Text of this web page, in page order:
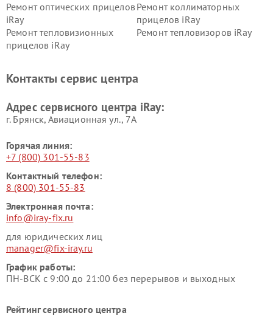
Ремонт оптических прицелов
iRay
Ремонт коллиматорных
прицелов iRay
Ремонт тепловизионных
прицелов iRay
Ремонт тепловизоров iRay
Контакты сервис центра
Адрес сервисного центра iRay:
г. Брянск, Авиационная ул., 7А
Горячая линия:
+7 (800) 301-55-83
Контактный телефон:
8 (800) 301-55-83
Электронная почта:
info@iray-fix.ru
для юридических лиц
manager@fix-iray.ru
График работы:
ПН-ВСК с 9:00 до 21:00 без перерывов и выходных
Рейтинг сервисного центра